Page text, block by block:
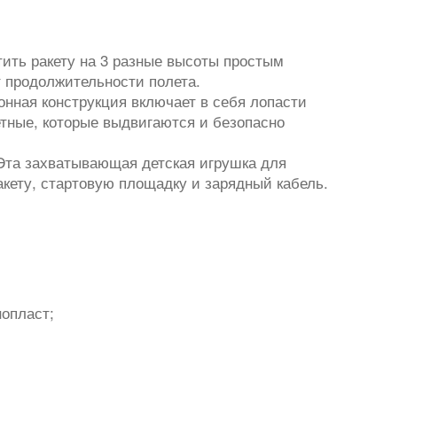
ракету на 3 разные высоты простым
полета.
конструкция включает в себя лопасти
которые выдвигаются и безопасно
захватывающая детская игрушка для
стартовую площадку и зарядный кабель.